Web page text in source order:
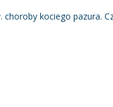
choroby kociego pazura.